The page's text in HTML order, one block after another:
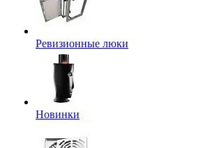
Ревизионные люки
Новинки